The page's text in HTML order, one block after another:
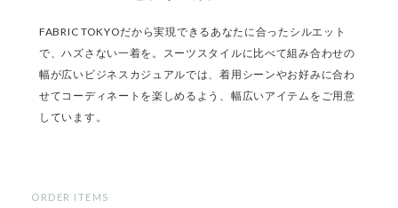
FABRIC TOKYOだから実現できるあなたに合ったシルエット
で、ハズさない一着を。スーツスタイルに比べて組み合わせの
幅が広いビジネスカジュアルでは、着用シーンやお好みに合わ
せてコーディネートを楽しめるよう、幅広いアイテムをご用意
しています。
ORDER ITEMS